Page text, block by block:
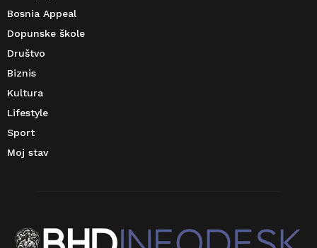
Bosnia Appeal
Dopunske škole
Društvo
Biznis
Kultura
Lifestyle
Sport
Moj stav